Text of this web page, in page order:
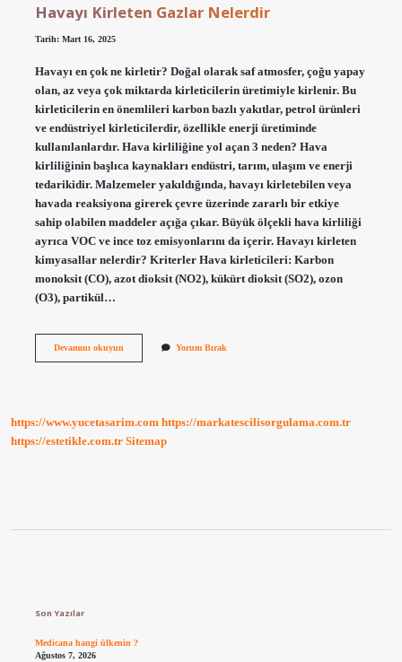
Havayı Kirleten Gazlar Nelerdir
Tarih: Mart 16, 2025
Havayı en çok ne kirletir? Doğal olarak saf atmosfer, çoğu yapay
olan, az veya çok miktarda kirleticilerin üretimiyle kirlenir. Bu
kirleticilerin en önemlileri karbon bazlı yakıtlar, petrol ürünleri
ve endüstriyel kirleticilerdir, özellikle enerji üretiminde
kullanılanlardır. Hava kirliliğine yol açan 3 neden? Hava
kirliliğinin başlıca kaynakları endüstri, tarım, ulaşım ve enerji
tedarikidir. Malzemeler yakıldığında, havayı kirletebilen veya
havada reaksiyona girerek çevre üzerinde zararlı bir etkiye
sahip olabilen maddeler açığa çıkar. Büyük ölçekli hava kirliliği
ayrıca VOC ve ince toz emisyonlarını da içerir. Havayı kirleten
kimyasallar nelerdir? Kriterler Hava kirleticileri: Karbon
monoksit (CO), azot dioksit (NO2), kükürt dioksit (SO2), ozon
(O3), partikül…
Devamını okuyunHavayı
Yorum Bırak
https://www.yucetasarim.com https://markatescilisorgulama.com.tr
https://estetikle.com.tr Sitemap
Son Yazılar
Medicana hangi ülkenin ?
Ağustos 7, 2026